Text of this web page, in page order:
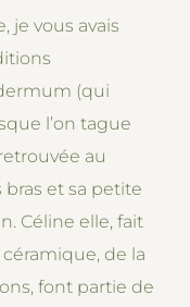
je vous avais
(qui
l’on tague
au
bras et sa petite
Céline elle, fait
de la
font partie de